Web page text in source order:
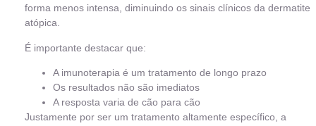
forma menos intensa, diminuindo os sinais clínicos da dermatite
atópica.
É importante destacar que:
A imunoterapia é um tratamento de longo prazo
Os resultados não são imediatos
A resposta varia de cão para cão
Justamente por ser um tratamento altamente específico, a